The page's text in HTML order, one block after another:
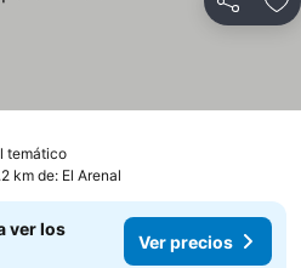
Compartir
temáticoVer precios
km de: El Arenal
ver los
Ver precios